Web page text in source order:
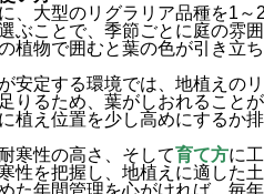
、大型のリグラリア品種を1
ぶことで、季節ごとに庭の雰
植物で囲むと葉の色が引き立
安定する環境では、地植えの
りるため、葉がしおれること
植え位置を少し高めにするか
寒性の高さ、そして育て方に
性を把握し、地植えに適した
た年間管理を心がければ、毎